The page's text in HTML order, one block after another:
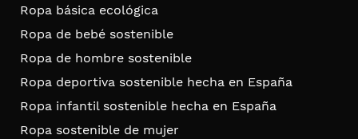
Ropa básica ecológica
Ropa de bebé sostenible
Ropa de hombre sostenible
Ropa deportiva sostenible hecha en España
Ropa infantil sostenible hecha en España
Ropa sostenible de mujer